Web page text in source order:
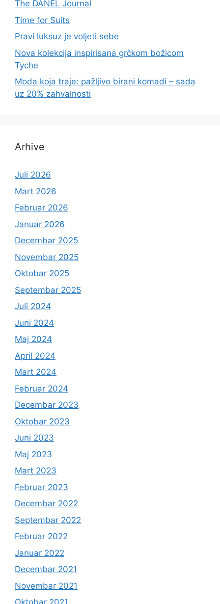
The DANEL Journal
Time for Suits
Pravi luksuz je voljeti sebe
Nova kolekcija inspirisana grčkom božicom
Tyche
Moda koja traje: pažljivo birani komadi – sada
uz 20% zahvalnosti
Arhive
Juli 2026
Mart 2026
Februar 2026
Januar 2026
Decembar 2025
Novembar 2025
Oktobar 2025
Septembar 2025
Juli 2024
Juni 2024
Maj 2024
April 2024
Mart 2024
Februar 2024
Decembar 2023
Oktobar 2023
Juni 2023
Maj 2023
Mart 2023
Februar 2023
Decembar 2022
Septembar 2022
Februar 2022
Januar 2022
Decembar 2021
Novembar 2021